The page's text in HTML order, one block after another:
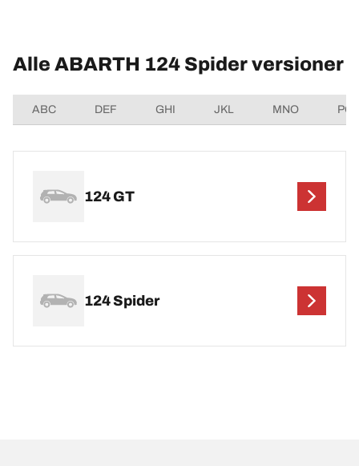
Alle ABARTH 124 Spider versioner
ABC DEF GHI JKL MNO
124 GT
124 Spider